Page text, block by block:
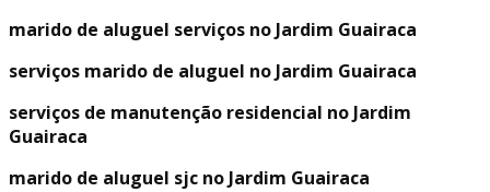
marido de aluguel serviços no Jardim Guairaca
serviços marido de aluguel no Jardim Guairaca
serviços de manutenção residencial no Jardim
Guairaca
marido de aluguel sjc no Jardim Guairaca